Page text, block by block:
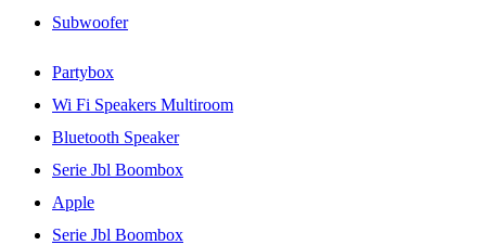
Subwoofer
Partybox
Wi Fi Speakers Multiroom
Bluetooth Speaker
Serie Jbl Boombox
Apple
Serie Jbl Boombox